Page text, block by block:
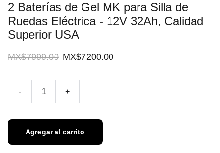
2 Baterías de Gel MK para Silla de
Ruedas Eléctrica - 12V 32Ah, Calidad
Superior USA
MX$7999.00 MX$7200.00
- +
Agregar al carrito